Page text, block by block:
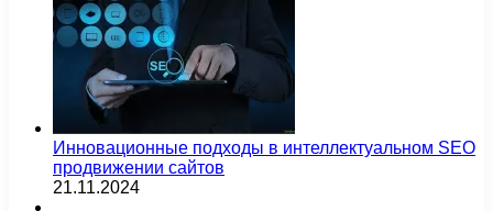
Инновационные подходы в интеллектуальном SEO
продвижении сайтов
21.11.2024